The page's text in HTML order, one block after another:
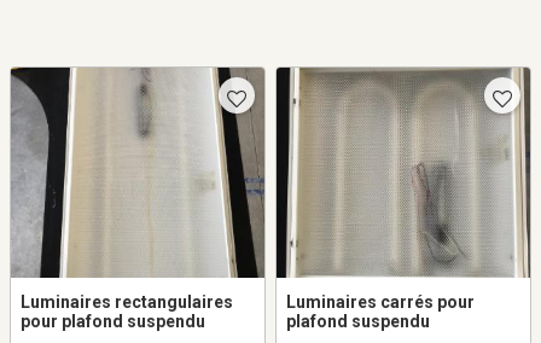
Luminaires rectangulaires
pour plafond suspendu
Luminaires carrés pour
plafond suspendu